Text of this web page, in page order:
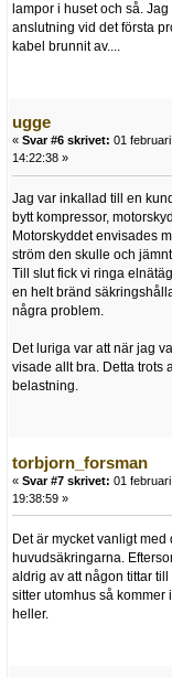
lampor i huset och så.
anslutning vid det första
kabel brunnit av....
ugge
« Svar #6 skrivet: 01
14:22:38 »
Jag var inkallad till en
bytt kompressor,
Motorskyddet envisades
ström den skulle och
Till slut fick vi ringa
en helt bränd
några problem.
Det luriga var att när jag
visade allt bra. Detta trots
belastning.
torbjorn_forsman
« Svar #7 skrivet: 01 februari
19:38:59 »
Det är mycket vanligt
huvudsäkringarna.
aldrig av att någon tittar
sitter utomhus så kommer
heller.